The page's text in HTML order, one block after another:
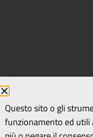
Questo sito o gli
funzionamento ed